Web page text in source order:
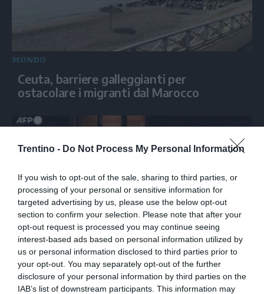
Trentino - Do Not Process My Personal Information
If you wish to opt-out of the sale, sharing to third parties, or
processing of your personal or sensitive information for
targeted advertising by us, please use the below opt-out
section to confirm your selection. Please note that after your
opt-out request is processed you may continue seeing
interest-based ads based on personal information utilized by
us or personal information disclosed to third parties prior to
your opt-out. You may separately opt-out of the further
disclosure of your personal information by third parties on the
IAB’s list of downstream participants. This information may
MONDO
Ceuta, barriere galleggianti per
ostacolare i migranti dal Marocco
MONDO
Raid russo su Kiev, esplosioni e fiamme
investono la capitale ucraina